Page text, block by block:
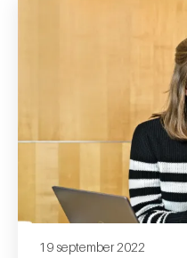
19 september 2022